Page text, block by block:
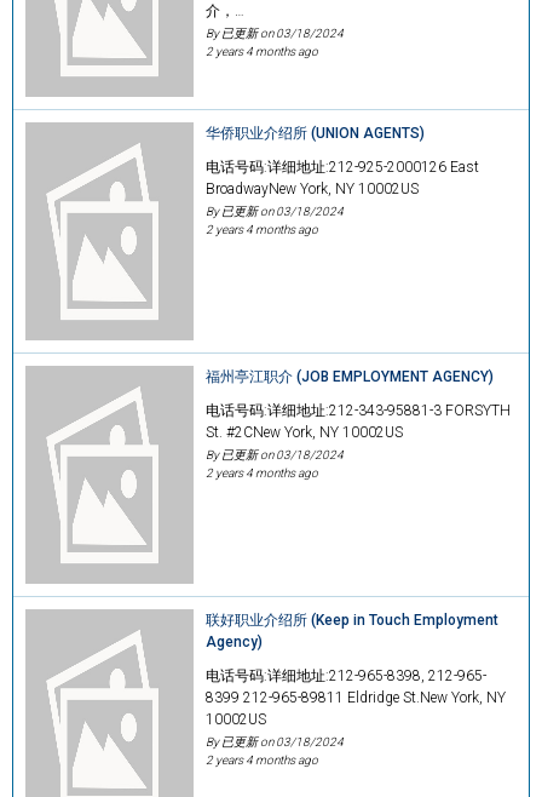
介，…
By 已更新 on03/18/2024
2 years 4 months ago
华侨职业介绍所 (UNION AGENTS)
电话号码:详细地址:212-925-2000126 East
BroadwayNew York, NY 10002US
By 已更新 on03/18/2024
2 years 4 months ago
福州亭江职介 (JOB EMPLOYMENT AGENCY)
电话号码:详细地址:212-343-95881-3 FORSYTH
St. #2CNew York, NY 10002US
By 已更新 on03/18/2024
2 years 4 months ago
联好职业介绍所 (Keep in Touch Employment
Agency)
电话号码:详细地址:212-965-8398, 212-965-
8399 212-965-89811 Eldridge St.New York, NY
10002US
By 已更新 on03/18/2024
2 years 4 months ago